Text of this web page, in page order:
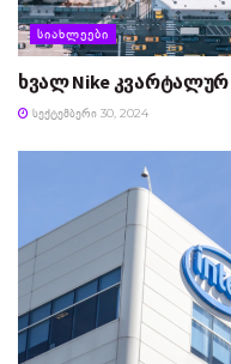
ᲡᲘᲐᲮᲚᲔᲔᲑᲘ
ხვალ Nike კვარტალურ
ᲡᲔᲥᲢᲔᲛᲑᲔᲠᲘ 30, 2024